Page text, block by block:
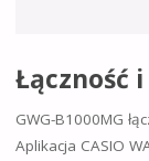
Łączność i
GWG-B1000MG
Aplikacja CASIO